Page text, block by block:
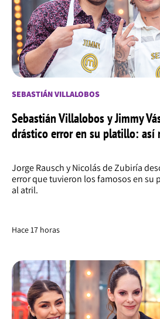
SEBASTIÁN VILLALOBOS
Sebastián Villalobos y Jimmy
drástico error en su platillo: así
Jorge Rausch y Nicolás de Zubiría
error que tuvieron los famosos en su
al atril.
Hace 17 horas